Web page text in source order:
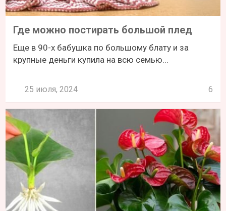
Где можно постирать большой плед
Еще в 90-х бабушка по большому блату и за
крупные деньги купила на всю семью...
25 июля, 2024 6